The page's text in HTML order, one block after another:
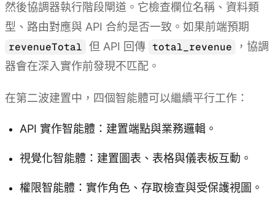
然後協調器執行階段閘道。它檢查欄位名稱、資料類
型、路由對應與 API 合約是否一致。如果前端預期
revenueTotal 但 API 回傳 total_revenue
，協調
器會在深入實作前發現不匹配。
在第二波建置中，四個智能體可以繼續平行工作：
API 實作智能體：建置端點與業務邏輯。
視覺化智能體：建置圖表、表格與儀表板互動。
權限智能體：實作角色、存取檢查與受保護視圖。